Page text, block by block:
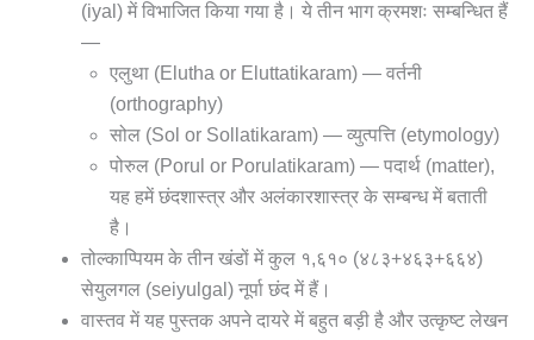
(iyal) में विभाजित किया गया है। ये तीन भाग क्रमशः सम्बन्धित हैं
—
एलुथा (Elutha or Eluttatikaram) — वर्तनी
(orthography)
सोल (Sol or Sollatikaram) — व्युत्पत्ति (etymology)
पोरुल (Porul or Porulatikaram) — पदार्थ (matter),
यह हमें छंदशास्त्र और अलंकारशास्त्र के सम्बन्ध में बताती
है।
तोल्काप्पियम के तीन खंडों में कुल १,६१० (४८३+४६३+६६४)
सेयुलगल (seiyulgal) नूर्पा छंद में हैं।
वास्तव में यह पुस्तक अपने दायरे में बहुत बड़ी है और उत्कृष्ट लेखन